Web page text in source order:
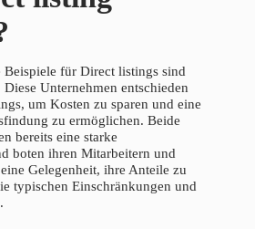
Beispiele für Direct listings sind
Unternehmen entschieden
um Kosten zu sparen und eine
zu ermöglichen. Beide
bereits eine starke
boten ihren Mitarbeitern und
Gelegenheit, ihre Anteile zu
typischen Einschränkungen und